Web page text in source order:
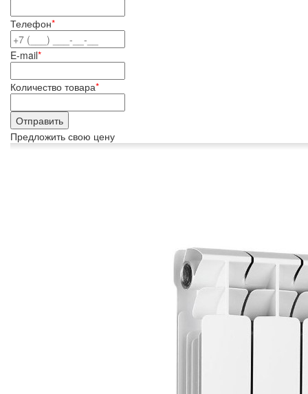
Телефон*
E-mail*
Количество товара*
Предложить свою цену